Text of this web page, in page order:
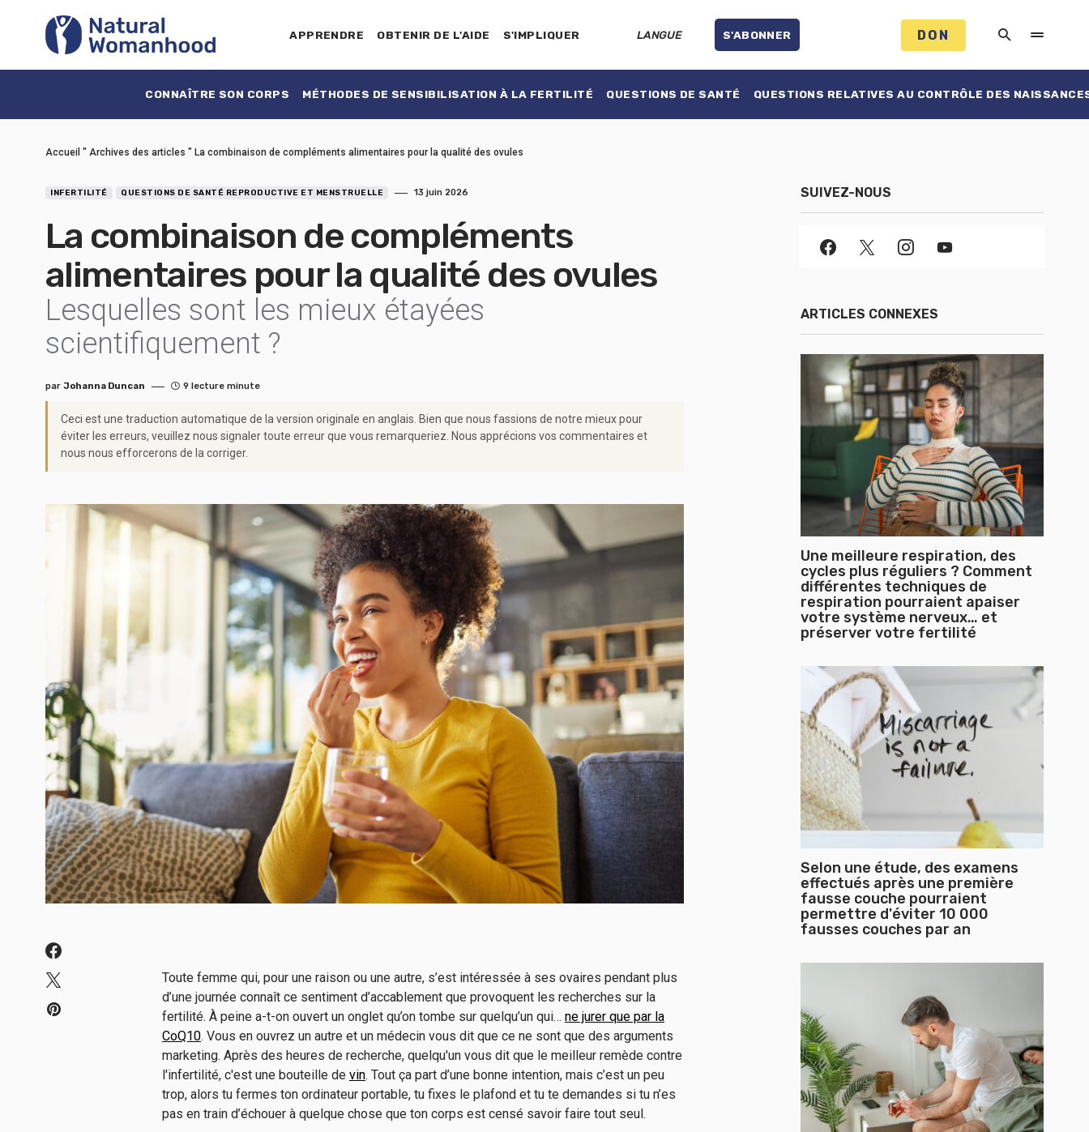
APPRENDRE OBTENIR DE L'AIDE S'IMPLIQUER LANGUE S'ABONNER DON
CONNAÎTRE SON CORPS MÉTHODES DE SENSIBILISATION À LA FERTILITÉ QUESTIONS DE SANTÉ QUESTIONS RELATIVES AU CONTRÔLE DES
Accueil " Archives des articles " La combinaison de compléments alimentaires pour la qualité des ovules
INFERTILITÉ QUESTIONS DE SANTÉ REPRODUCTIVE ET MENSTRUELLE 13 juin 2026
La combinaison de compléments
alimentaires pour la qualité des ovules
Lesquelles sont les mieux étayées
scientifiquement ?
par Johanna Duncan 9 lecture minute
Ceci est une traduction automatique de la version originale en anglais. Bien que nous fassions de notre mieux pour
éviter les erreurs, veuillez nous signaler toute erreur que vous remarqueriez. Nous apprécions vos commentaires et
nous nous efforcerons de la corriger.
Toute femme qui, pour une raison ou une autre, s’est intéressée à ses ovaires pendant plus
d’une journée connaît ce sentiment d’accablement que provoquent les recherches sur la
fertilité. À peine a-t-on ouvert un onglet qu’on tombe sur quelqu’un qui… ne jurer que par la
CoQ10. Vous en ouvrez un autre et un médecin vous dit que ce ne sont que des arguments
marketing. Après des heures de recherche, quelqu'un vous dit que le meilleur remède contre
l'infertilité, c'est une bouteille de vin. Tout ça part d’une bonne intention, mais c’est un peu
trop, alors tu fermes ton ordinateur portable, tu fixes le plafond et tu te demandes si tu n’es
pas en train d’échouer à quelque chose que ton corps est censé savoir faire tout seul.
SUIVEZ-NOUS
ARTICLES CONNEXES
Une meilleure respiration, des
cycles plus réguliers ? Comment
différentes techniques de
respiration pourraient apaiser
votre système nerveux… et
préserver votre fertilité
Selon une étude, des examens
effectués après une première
fausse couche pourraient
permettre d'éviter 10 000
fausses couches par an